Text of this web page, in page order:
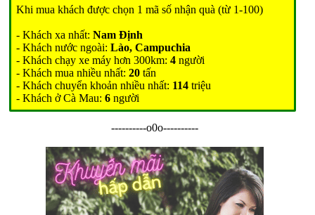
Khi mua khách được chọn 1 mã số nhận quà (từ 1-100)
- Khách xa nhất:Nam Định
- Khách nước ngoài:Lào, Campuchia
- Khách chạy xe máy hơn 300km:4 người
- Khách mua nhiều nhất:20 tấn
- Khách chuyển khoản nhiều nhất: 114 triệu
- Khách ở Cà Mau:6 người
----------o0o----------